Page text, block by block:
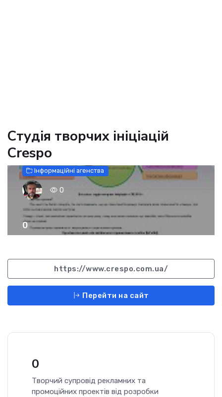
Студія творчих ініціацій
Crespo
Інформаційні агенства
0
0
https://www.crespo.com.ua/
Перейти на сайт
0
Творчий супровід рекламних та
промоційних проектів від розробки